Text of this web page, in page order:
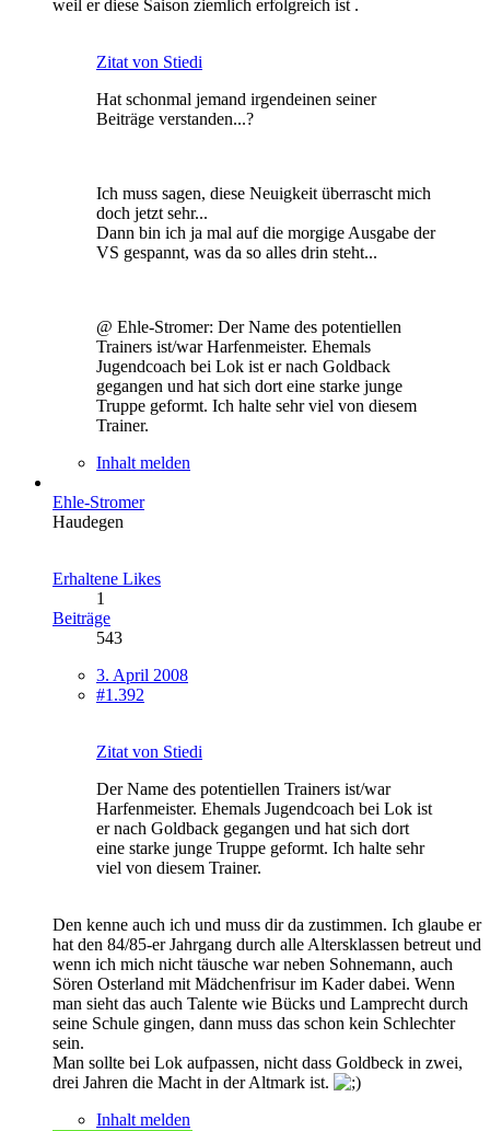
weil er diese Saison ziemlich erfolgreich ist .
Zitat von Stiedi
Hat schonmal jemand irgendeinen seiner
Beiträge verstanden...?
Ich muss sagen, diese Neuigkeit überrascht mich
doch jetzt sehr...
Dann bin ich ja mal auf die morgige Ausgabe der
VS gespannt, was da so alles drin steht...
@ Ehle-Stromer: Der Name des potentiellen
Trainers ist/war Harfenmeister. Ehemals
Jugendcoach bei Lok ist er nach Goldback
gegangen und hat sich dort eine starke junge
Truppe geformt. Ich halte sehr viel von diesem
Trainer.
Inhalt melden
Ehle-Stromer
Haudegen
Erhaltene Likes
1
Beiträge
543
3. April 2008
#1.392
Zitat von Stiedi
Der Name des potentiellen Trainers ist/war
Harfenmeister. Ehemals Jugendcoach bei Lok ist
er nach Goldback gegangen und hat sich dort
eine starke junge Truppe geformt. Ich halte sehr
viel von diesem Trainer.
Den kenne auch ich und muss dir da zustimmen. Ich glaube er
hat den 84/85-er Jahrgang durch alle Altersklassen betreut und
wenn ich mich nicht täusche war neben Sohnemann, auch
Sören Osterland mit Mädchenfrisur im Kader dabei. Wenn
man sieht das auch Talente wie Bücks und Lamprecht durch
seine Schule gingen, dann muss das schon kein Schlechter
sein.
Man sollte bei Lok aufpassen, nicht dass Goldbeck in zwei,
drei Jahren die Macht in der Altmark ist.
Inhalt melden